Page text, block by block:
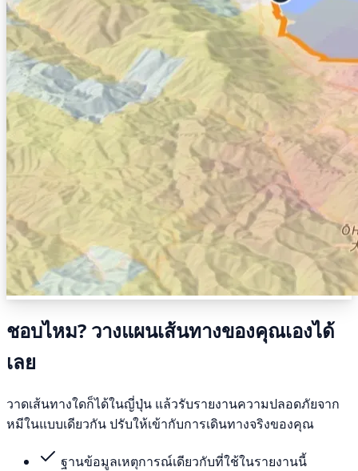
ชอบไหม? วางแผนเส้นทางของคุณเองได้
เลย
วาดเส้นทางใดก็ได้ในญี่ปุ่น แล้วรับรายงานความปลอดภัยจาก
หมีในแบบเดียวกัน ปรับให้เข้ากับการเดินทางจริงของคุณ
ฐานข้อมูลเหตุการณ์เดียวกับที่ใช้ในรายงานนี้